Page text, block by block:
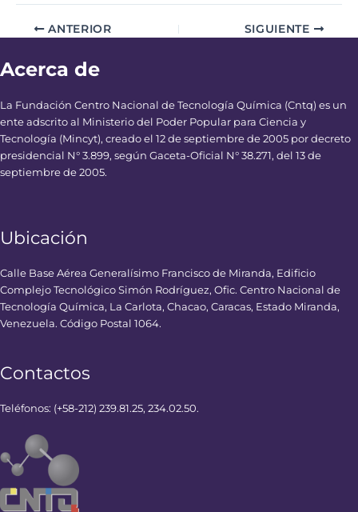
ANTERIOR SIGUIENTE
Acerca de
La Fundación Centro Nacional de Tecnología Química (Cntq) es un
ente adscrito al Ministerio del Poder Popular para Ciencia y
Tecnología (Mincyt), creado el 12 de septiembre de 2005 por decreto
presidencial N° 3.899, según Gaceta-Oficial N° 38.271, del 13 de
septiembre de 2005.
Ubicación
Calle Base Aérea Generalísimo Francisco de Miranda, Edificio
Complejo Tecnológico Simón Rodríguez, Ofic. Centro Nacional de
Tecnología Química, La Carlota, Chacao, Caracas, Estado Miranda,
Venezuela. Código Postal 1064.
Contactos
Teléfonos: (+58-212) 239.81.25, 234.02.50.